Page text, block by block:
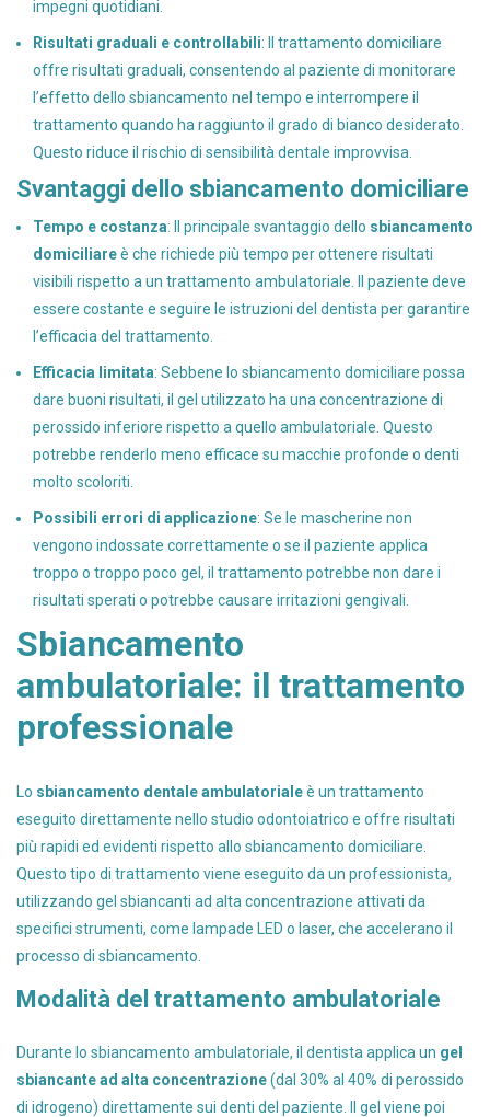
impegni quotidiani.
Risultati graduali e controllabili: Il trattamento domiciliare
offre risultati graduali, consentendo al paziente di monitorare
l’effetto dello sbiancamento nel tempo e interrompere il
trattamento quando ha raggiunto il grado di bianco desiderato.
Questo riduce il rischio di sensibilità dentale improvvisa.
Svantaggi dello sbiancamento domiciliare
Tempo e costanza: Il principale svantaggio dello sbiancamento
domiciliareè che richiede più tempo per ottenere risultati
visibili rispetto a un trattamento ambulatoriale. Il paziente deve
essere costante e seguire le istruzioni del dentista per garantire
l’efficacia del trattamento.
Efficacia limitata: Sebbene lo sbiancamento domiciliare possa
dare buoni risultati, il gel utilizzato ha una concentrazione di
perossido inferiore rispetto a quello ambulatoriale. Questo
potrebbe renderlo meno efficace su macchie profonde o denti
molto scoloriti.
Possibili errori di applicazione: Se le mascherine non
vengono indossate correttamente o se il paziente applica
troppo o troppo poco gel, il trattamento potrebbe non dare i
risultati sperati o potrebbe causare irritazioni gengivali.
Sbiancamento
ambulatoriale: il trattamento
professionale
Lo sbiancamento dentale ambulatorialeè un trattamento
eseguito direttamente nello studio odontoiatrico e offre risultati
più rapidi ed evidenti rispetto allo sbiancamento domiciliare.
Questo tipo di trattamento viene eseguito da un professionista,
utilizzando gel sbiancanti ad alta concentrazione attivati da
specifici strumenti, come lampade LED o laser, che accelerano il
processo di sbiancamento.
Modalità del trattamento ambulatoriale
Durante lo sbiancamento ambulatoriale, il dentista applica un gel
sbiancante ad alta concentrazione(dal 30% al 40% di perossido
di idrogeno) direttamente sui denti del paziente. Il gel viene poi